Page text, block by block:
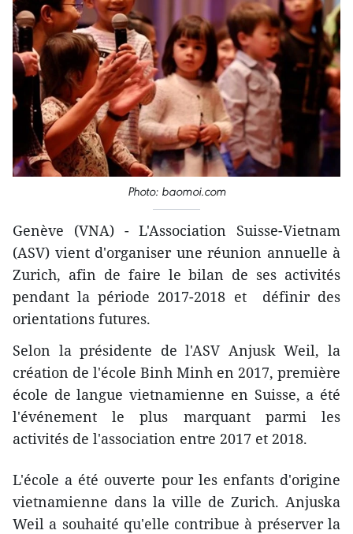
Photo: baomoi.com
Genève (VNA) - L'Association Suisse-Vietnam
(ASV) vient d'organiser une réunion annuelle à
Zurich, afin de faire le bilan de ses activités
pendant la période 2017-2018 et définir des
orientations futures.
Selon la présidente de l'ASV Anjusk Weil, la
création de l'école Binh Minh en 2017, première
école de langue vietnamienne en Suisse, a été
l'événement le plus marquant parmi les
activités de l'association entre 2017 et 2018.
L'école a été ouverte pour les enfants d'origine
vietnamienne dans la ville de Zurich. Anjuska
Weil a souhaité qu'elle contribue à préserver la